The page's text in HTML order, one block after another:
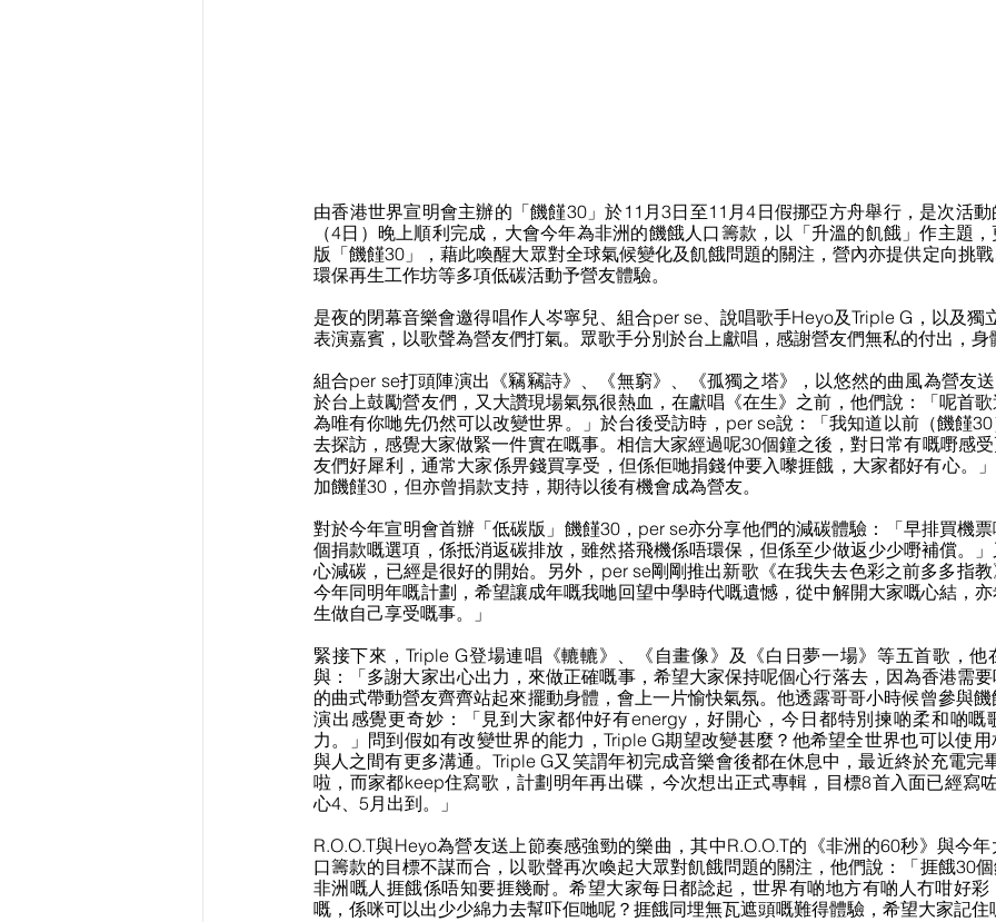
由香港世界宣明會主辦的「饑饉30」於11月3日至11月4日假挪亞方舟舉行，是次活
（4日）晚上順利完成，大會今年為非洲的饑餓人口籌款，以「升溫的飢餓」作主題
版「饑饉30」，藉此喚醒大眾對全球氣候變化及飢餓問題的關注，營內亦提供定向挑
環保再生工作坊等多項低碳活動予營友體驗。
是夜的閉幕音樂會邀得唱作人岑寧兒、組合per se、說唱歌手Heyo及Triple G，以及獨
表演嘉賓，以歌聲為營友們打氣。眾歌手分別於台上獻唱，感謝營友們無私的付出，
組合per se打頭陣演出《竊竊詩》、《無窮》、《孤獨之塔》，以悠然的曲風為營友
於台上鼓勵營友們，又大讚現場氣氛很熱血，在獻唱《在生》之前，他們說：「呢首
為唯有你哋先仍然可以改變世界。」於台後受訪時，per se說：「我知道以前（饑饉
去探訪，感覺大家做緊一件實在嘅事。相信大家經過呢30個鐘之後，對日常有嘅嘢感
友們好犀利，通常大家係畀錢買享受，但係佢哋捐錢仲要入嚟捱餓，大家都好有心。
加饑饉30，但亦曾捐款支持，期待以後有機會成為營友。
對於今年宣明會首辦「低碳版」饑饉30，per se亦分享他們的減碳體驗：「早排買機
個捐款嘅選項，係抵消返碳排放，雖然搭飛機係唔環保，但係至少做返少少嘢補償。
心減碳，已經是很好的開始。另外，per se剛剛推出新歌《在我失去色彩之前多多指
今年同明年嘅計劃，希望讓成年嘅我哋回望中學時代嘅遺憾，從中解開大家嘅心結，
生做自己享受嘅事。」
緊接下來，Triple G登場連唱《轆轆》、《自畫像》及《白日夢一場》等五首歌，他
與：「多謝大家出心出力，來做正確嘅事，希望大家保持呢個心行落去，因為香港需
的曲式帶動營友齊齊站起來擺動身體，會上一片愉快氣氛。他透露哥哥小時候曾參與
演出感覺更奇妙：「見到大家都仲好有energy，好開心，今日都特別揀啲柔和啲嘅
力。」問到假如有改變世界的能力，Triple G期望改變甚麼？他希望全世界也可以使
與人之間有更多溝通。Triple G又笑謂年初完成音樂會後都在休息中，最近終於充電完
啦，而家都keep住寫歌，計劃明年再出碟，今次想出正式專輯，目標8首入面已經寫
心4、5月出到。」
R.O.O.T與Heyo為營友送上節奏感強勁的樂曲，其中R.O.O.T的《非洲的60秒》與今
口籌款的目標不謀而合，以歌聲再次喚起大眾對飢餓問題的關注，他們說：「捱餓30
非洲嘅人捱餓係唔知要捱幾耐。希望大家每日都諗起，世界有啲地方有啲人冇咁好
嘅，係咪可以出少少綿力去幫吓佢哋呢？捱餓同埋無瓦遮頭嘅難得體驗，希望大家記住